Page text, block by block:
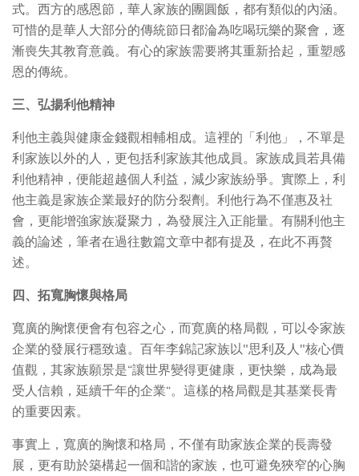
式。西方的感恩節，華人家族的團圓飯，都有類似的內涵。
可惜的是華人大部分的傳統節日都淪為吃喝玩樂的聚會，逐
漸喪失其教育意義。有心的家族需要將其重新拾起，重塑感
恩的傳統。
三、弘揚利他精神
利他主義與健康金錢觀相輔相成。這裡的「利他」，不單是
利家族以外的人，更包括利家族其他成員。家族成員若具備
利他精神，便能超越個人利益，減少家族紛爭。實際上，利
他主義是家族企業最好的防分裂劑。利他行為不僅惠及社
會，更能增強家族凝聚力，為發展注入正能量。有關利他主
義的論述，筆者在過往數篇文章中都有提及，在此不再贅
述。
四、拓寬胸懷與格局
寬廣的胸懷便會有包容之心，而寛廣的格局觀，可以令家族
企業的發展行穩致遠。百年李錦記家族以"思利及人"核心價
值觀，其家族願景是“讓世界變得更健康，更快樂，成為最
受人信賴，延續千年的企業“。這樣的格局觀是其基業長青
的重要因素。
事實上，寬廣的胸懷和格局，不僅有助家族企業的長壽發
展，更有助於築構起一個和諧的家族，也可避免狹窄的心胸